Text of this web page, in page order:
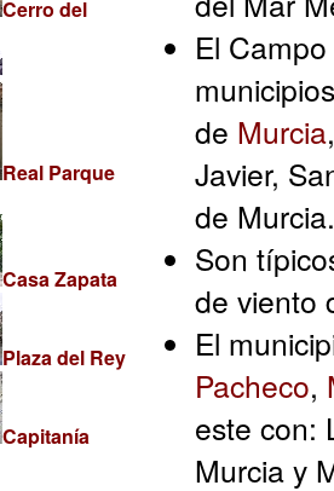
Cerro del
Real Parque
Casa Zapata
Plaza del Rey
Capitanía
El
de Murcia
Javier,
de Murcia.
Son
de viento
El
Pacheco,
este con:
Murcia y